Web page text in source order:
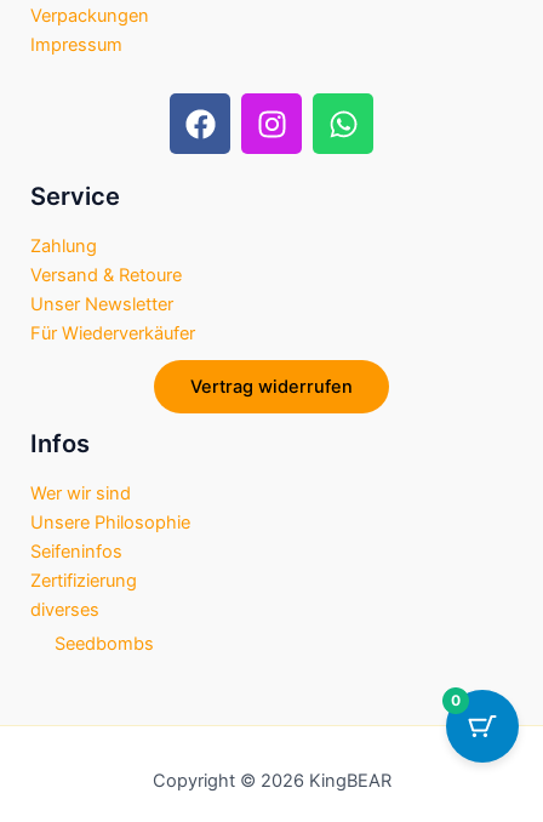
Verpackungen
Impressum
F
a
I
n
W
h
Service
Zahlung
Versand & Retoure
Unser Newsletter
Für Wiederverkäufer
Vertrag widerrufen
Infos
Wer wir sind
Unsere Philosophie
Seifeninfos
Zertifizierung
diverses
Seedbombs
Copyright © 2026 KingBEAR
0